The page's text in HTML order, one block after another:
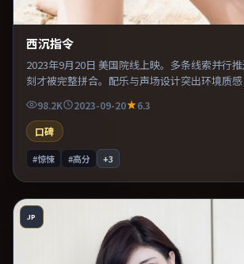
西沉指令
2023年9月20日 美国院线上映。多条线索并行
刻才被完整拼合。配乐与声场设计突出环境质
其中。推荐给偏爱群像戏与命运母题的影迷。
98.2K 2023-09-20
6.3
口碑
#惊悚 #高分 +3
JP